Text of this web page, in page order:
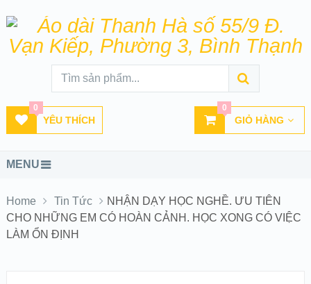
YÊU THÍCH
0
GIỎ HÀNG
0
MENU
Home Tin Tức
NHẬN DẠY HỌC NGHỀ. ƯU TIÊN
CHO NHỮNG EM CÓ HOÀN CẢNH. HỌC XONG CÓ VIỆC
LÀM ỔN ĐỊNH